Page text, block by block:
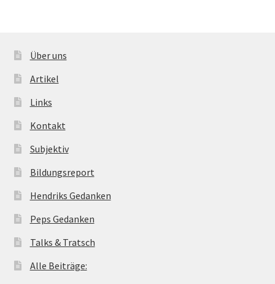
Über uns
Artikel
Links
Kontakt
Subjektiv
Bildungsreport
Hendriks Gedanken
Peps Gedanken
Talks & Tratsch
Alle Beiträge: